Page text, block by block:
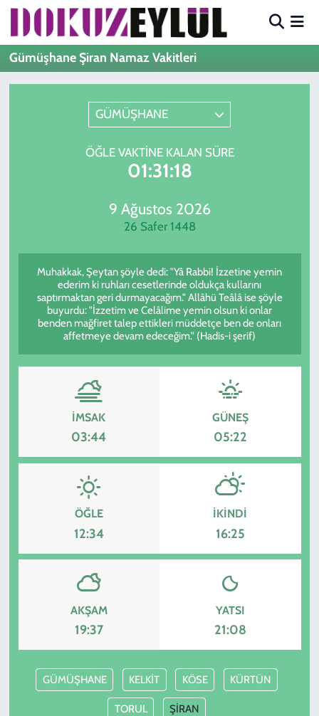
Gümüşhane Şiran Namaz Vakitleri
GÜMÜŞHANE
ÖĞLE VAKTINE KALAN SÜRE
01:31:18
9 Ağustos 2026
26 Safer 1448
Muhakkak, Şeytan şöyle dedi: "Yâ Rabbi! İzzetine yemin
ederim ki ruhları cesetlerinde oldukça kullarını
saptırmaktan geri durmayacağım." Allâhü Teâlâ ise şöyle
buyurdu: "İzzetim ve Celâlime yemin olsun ki onlar
benden mağfiret talep ettikleri müddetçe ben de onları
affetmeye devam edeceğim." (Hadis-i şerif)
İMSAK
03:44
GÜNEŞ
05:22
ÖĞLE
12:34
İKINDI
16:25
AKŞAM
19:37
YATSI
21:08
GÜMÜŞHANE KELKİT KÖSE KÜRTÜN
TORUL ŞİRAN
Hava Durumu
Süper Lig Puan Durumu ve Fikstür